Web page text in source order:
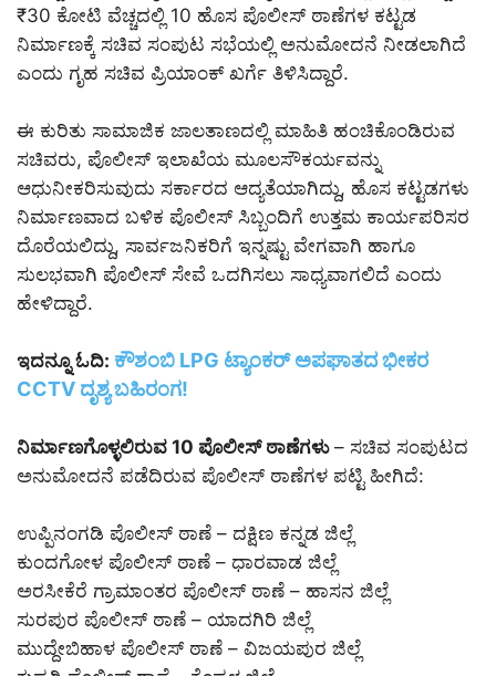
₹30 ಕೋಟಿ ವೆಚ್ಚದಲ್ಲಿ 10 ಹೊಸ ಪೊಲೀಸ್ ಠಾಣೆಗಳ ಕಟ್ಟಡ
ನಿರ್ಮಾಣಕ್ಕೆ ಸಚಿವ ಸಂಪುಟ ಸಭೆಯಲ್ಲಿ ಅನುಮೋದನೆ ನೀಡಲಾಗಿದೆ
ಎಂದು ಗೃಹ ಸಚಿವ ಪ್ರಿಯಾಂಕ್ ಖರ್ಗೆ ತಿಳಿಸಿದ್ದಾರೆ.
ಈ ಕುರಿತು ಸಾಮಾಜಿಕ ಜಾಲತಾಣದಲ್ಲಿ ಮಾಹಿತಿ ಹಂಚಿಕೊಂಡಿರುವ
ಸಚಿವರು, ಪೊಲೀಸ್ ಇಲಾಖೆಯ ಮೂಲಸೌಕರ್ಯವನ್ನು
ಆಧುನೀಕರಿಸುವುದು ಸರ್ಕಾರದ ಆದ್ಯತೆಯಾಗಿದ್ದು, ಹೊಸ ಕಟ್ಟಡಗಳು
ನಿರ್ಮಾಣವಾದ ಬಳಿಕ ಪೊಲೀಸ್ ಸಿಬ್ಬಂದಿಗೆ ಉತ್ತಮ ಕಾರ್ಯಪರಿಸರ
ದೊರೆಯಲಿದ್ದು, ಸಾರ್ವಜನಿಕರಿಗೆ ಇನ್ನಷ್ಟು ವೇಗವಾಗಿ ಹಾಗೂ
ಸುಲಭವಾಗಿ ಪೊಲೀಸ್ ಸೇವೆ ಒದಗಿಸಲು ಸಾಧ್ಯವಾಗಲಿದೆ ಎಂದು
ಹೇಳಿದ್ದಾರೆ.
ಇದನ್ನೂ ಓದಿ: ಕೌಶಂಬಿ LPG ಟ್ಯಾಂಕರ್ ಅಪಘಾತದ ಭೀಕರ
CCTV ದೃಶ್ಯ ಬಹಿರಂಗ!
ನಿರ್ಮಾಣಗೊಳ್ಳಲಿರುವ 10 ಪೊಲೀಸ್ ಠಾಣೆಗಳು – ಸಚಿವ ಸಂಪುಟದ
ಅನುಮೋದನೆ ಪಡೆದಿರುವ ಪೊಲೀಸ್ ಠಾಣೆಗಳ ಪಟ್ಟಿ ಹೀಗಿದೆ:
ಉಪ್ಪಿನಂಗಡಿ ಪೊಲೀಸ್ ಠಾಣೆ – ದಕ್ಷಿಣ ಕನ್ನಡ ಜಿಲ್ಲೆ
ಕುಂದಗೋಳ ಪೊಲೀಸ್ ಠಾಣೆ – ಧಾರವಾಡ ಜಿಲ್ಲೆ
ಅರಸೀಕೆರೆ ಗ್ರಾಮಾಂತರ ಪೊಲೀಸ್ ಠಾಣೆ – ಹಾಸನ ಜಿಲ್ಲೆ
ಸುರಪುರ ಪೊಲೀಸ್ ಠಾಣೆ – ಯಾದಗಿರಿ ಜಿಲ್ಲೆ
ಮುದ್ದೇಬಿಹಾಳ ಪೊಲೀಸ್ ಠಾಣೆ – ವಿಜಯಪುರ ಜಿಲ್ಲೆ